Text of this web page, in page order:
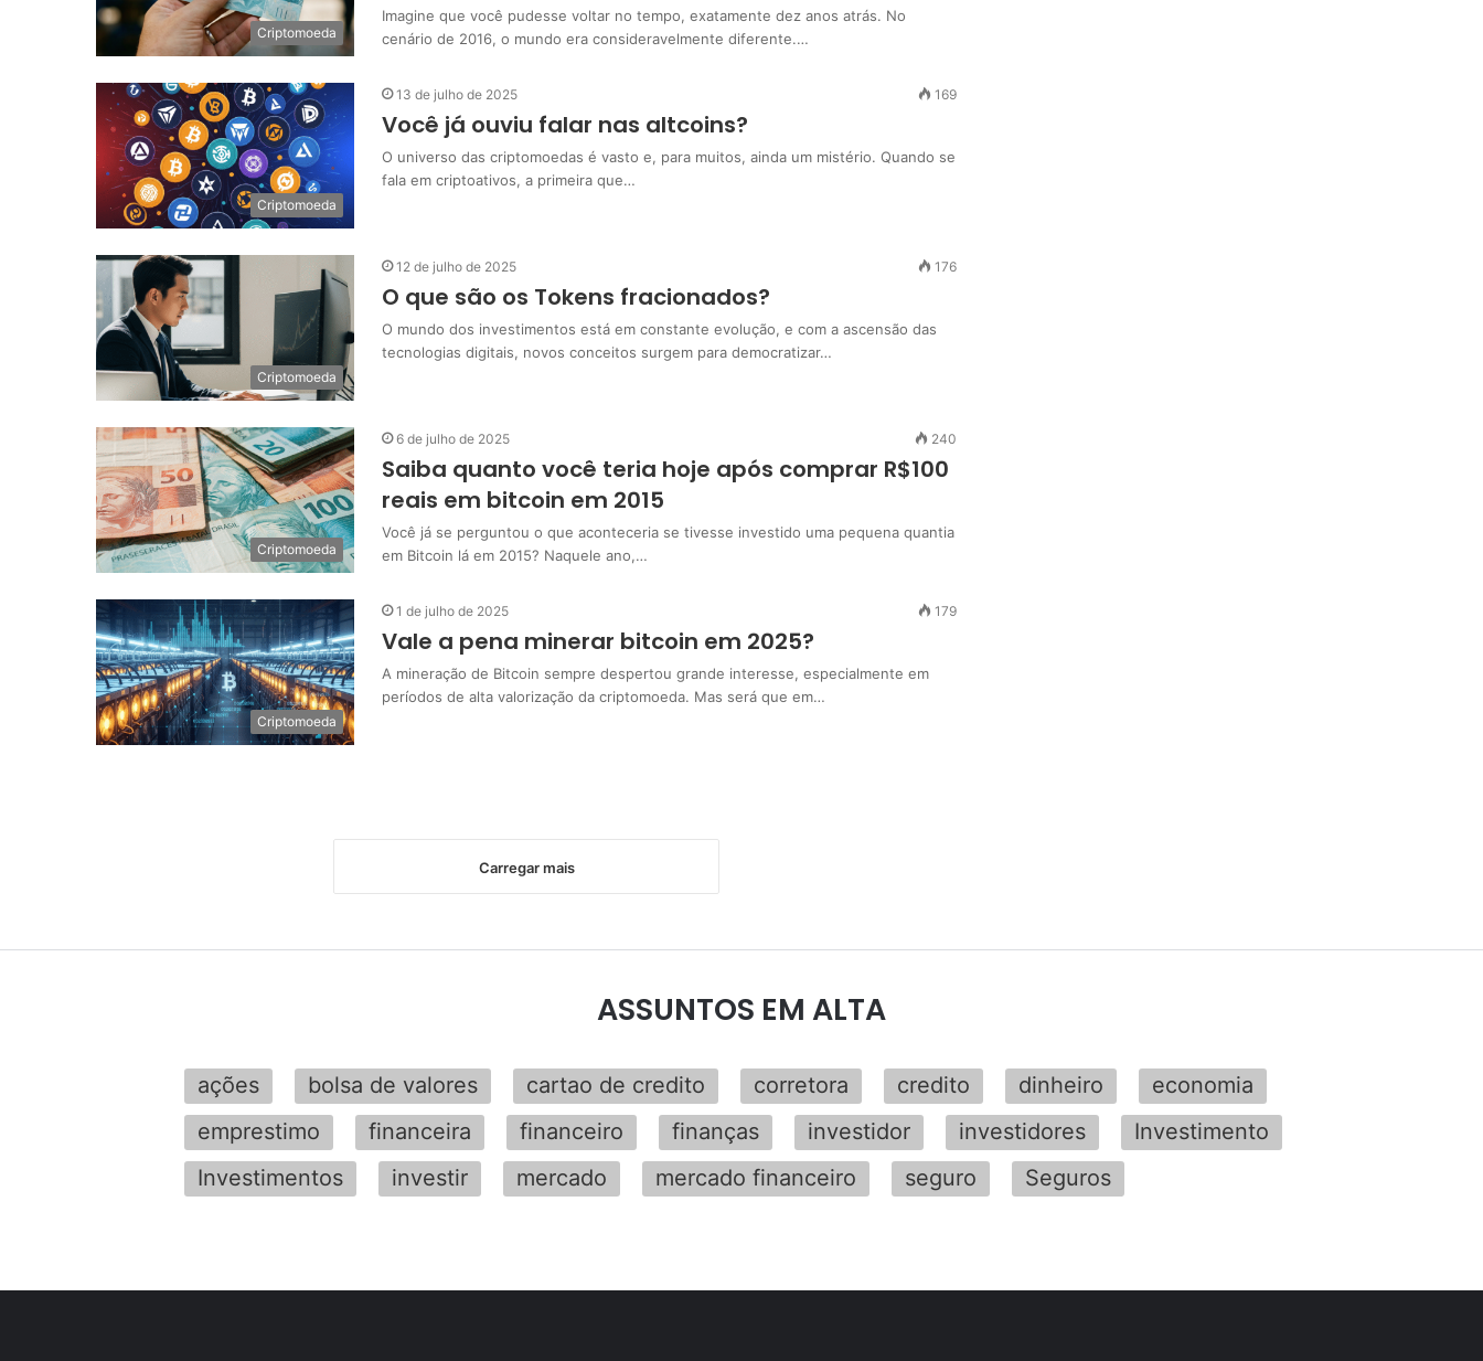
Criptomoeda
Imagine que você pudesse voltar no tempo, exatamente dez anos atrás. No
cenário de 2016, o mundo era consideravelmente diferente.…
Criptomoeda
13 de julho de 2025 169
Você já ouviu falar nas altcoins?
O universo das criptomoedas é vasto e, para muitos, ainda um mistério. Quando se
fala em criptoativos, a primeira que…
Criptomoeda
12 de julho de 2025 176
O que são os Tokens fracionados?
O mundo dos investimentos está em constante evolução, e com a ascensão das
tecnologias digitais, novos conceitos surgem para democratizar…
Criptomoeda
6 de julho de 2025 240
Saiba quanto você teria hoje após comprar R$100
reais em bitcoin em 2015
Você já se perguntou o que aconteceria se tivesse investido uma pequena quantia
em Bitcoin lá em 2015? Naquele ano,…
Criptomoeda
1 de julho de 2025 179
Vale a pena minerar bitcoin em 2025?
A mineração de Bitcoin sempre despertou grande interesse, especialmente em
períodos de alta valorização da criptomoeda. Mas será que em…
Carregar mais
ASSUNTOS EM ALTA
ações bolsa de valores cartao de credito corretora credito dinheiro
economia
emprestimo
financeira financeiro finanças investidor investidores
Investimento
Investimentos
investir mercado mercado financeiro seguro Seguros